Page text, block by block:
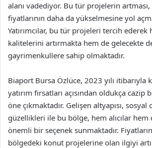
alanı vadediyor. Bu tür projelerin
fiyatlarının daha da yükselmesine yol
Yatırımcılar, bu tür projeleri tercih ederek
kalitelerini artırmakta hem de gelecekte
gayrimenkullere sahip olmaktadır.
Biaport Bursa Özlüce, 2023 yılı itibarıyla
yatırım fırsatları açısından oldukça
öne çıkmaktadır. Gelişen altyapısı,
güzellikleri ile bu bölge, hem alıcılar hem
önemli bir seçenek sunmaktadır.
bölgedeki konut projelerine olan ilgiyi